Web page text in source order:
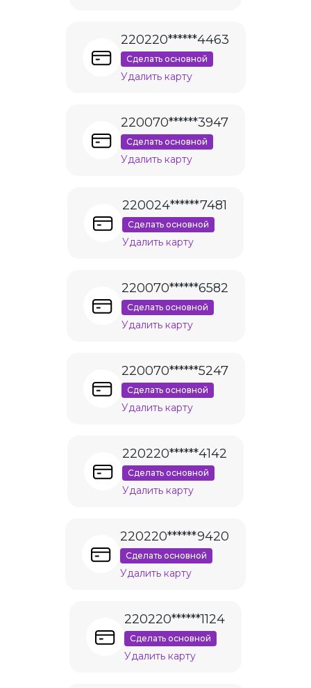
220220******4463
Сделать основной
Удалить карту
220070******3947
Сделать основной
Удалить карту
220024******7481
Сделать основной
Удалить карту
220070******6582
Сделать основной
Удалить карту
220070******5247
Сделать основной
Удалить карту
220220******4142
Сделать основной
Удалить карту
220220******9420
Сделать основной
Удалить карту
220220******1124
Сделать основной
Удалить карту